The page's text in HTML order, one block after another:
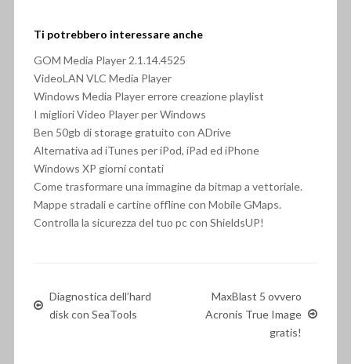
Ti potrebbero interessare anche
GOM Media Player 2.1.14.4525
VideoLAN VLC Media Player
Windows Media Player errore creazione playlist
I migliori Video Player per Windows
Ben 50gb di storage gratuito con ADrive
Alternativa ad iTunes per iPod, iPad ed iPhone
Windows XP giorni contati
Come trasformare una immagine da bitmap a vettoriale.
Mappe stradali e cartine offline con Mobile GMaps.
Controlla la sicurezza del tuo pc con ShieldsUP!
Diagnostica dell’hard
disk con SeaTools
MaxBlast 5 ovvero
Acronis True Image
gratis!